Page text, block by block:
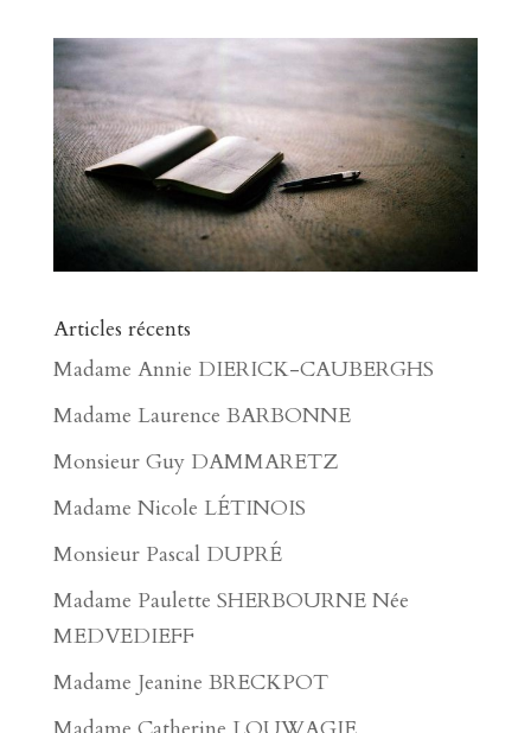
Articles récents
Madame Annie DIERICK-CAUBERGHS
Madame Laurence BARBONNE
Monsieur Guy DAMMARETZ
Madame Nicole LÉTINOIS
Monsieur Pascal DUPRÉ
Madame Paulette SHERBOURNE Née
MEDVEDIEFF
Madame Jeanine BRECKPOT